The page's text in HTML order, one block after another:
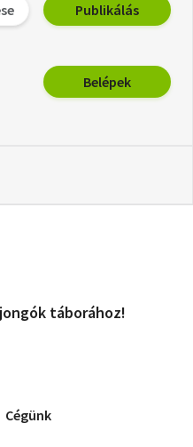
Publikálás
Belépek
táborához!
Cégünk